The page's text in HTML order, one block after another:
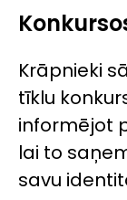
Krāpnieki
tīklu
informējot
lai to
savu